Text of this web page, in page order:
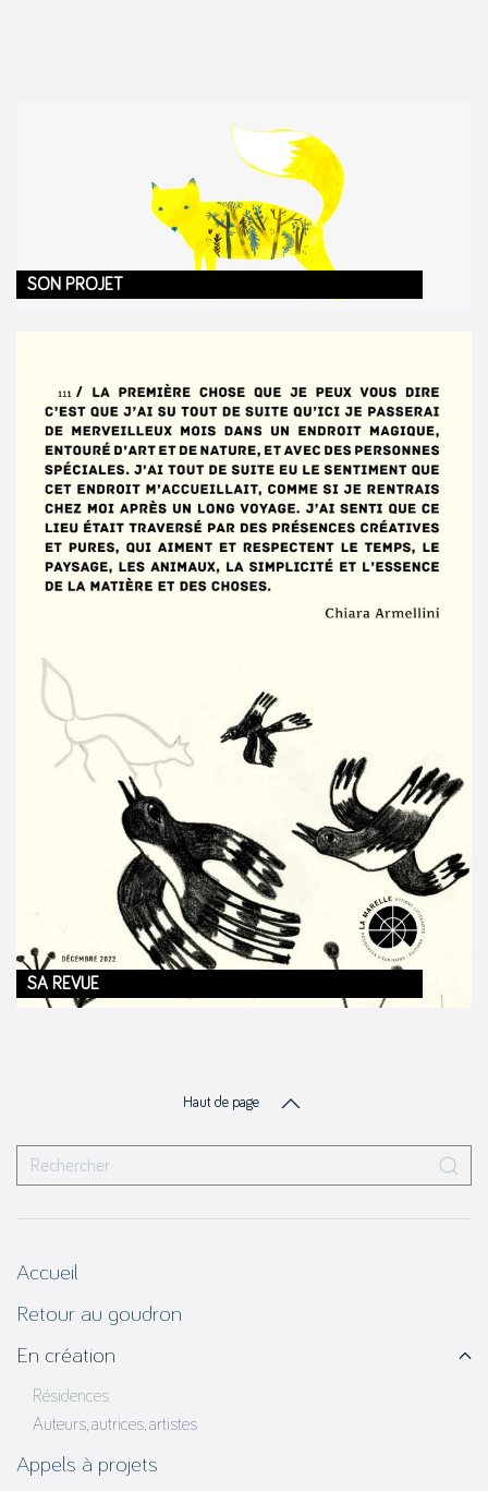
SON PROJET
SA REVUE
Haut de page
Accueil
Retour au goudron
En création
Résidences
Auteurs, autrices, artistes
Appels à projets